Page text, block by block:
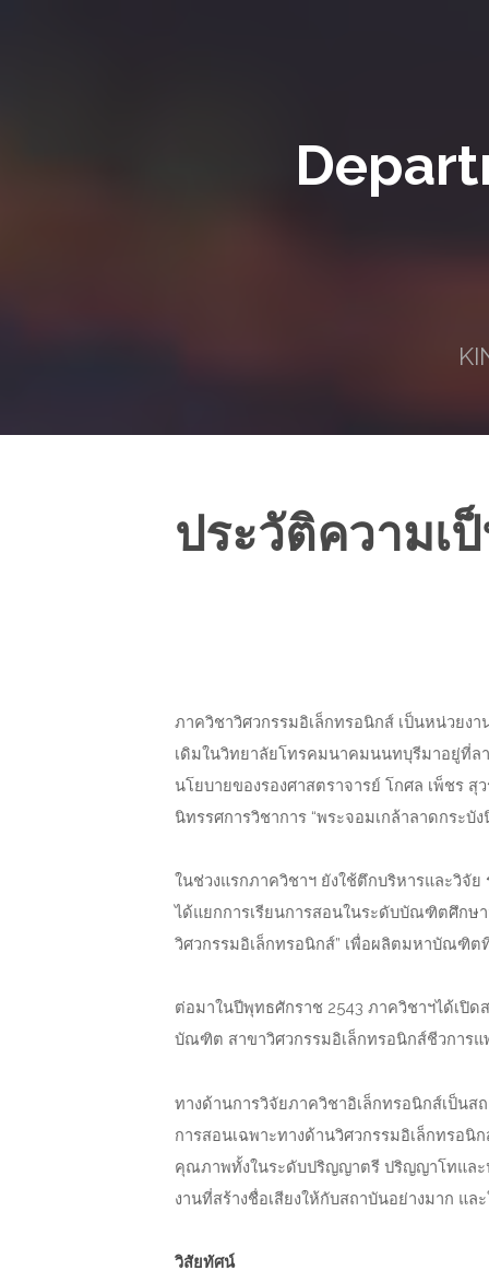
ประวัติความเ
ภาควิชาวิศวกรรมอิเล็กทรอนิกส์ เป็นหน่วยง
เดิมในวิทยาลัยโทรคมนาคมนนทบุรีมาอยู่ที่ล
นโยบายของรองศาสตราจารย์ โกศล เพ็ชร
นิทรรศการวิชาการ “พระจอมเกล้าลาดกระบั
ในช่วงแรกภาควิชาฯ ยังใช้ตึกบริหารและวิจั
ได้แยกการเรียนการสอนในระดับบัณฑิตศึก
วิศวกรรมอิเล็กทรอนิกส์” เพื่อผลิตมหาบัณฑิต
ต่อมาในปีพุทธศักราช 2543 ภาควิชาฯได้เปิ
บัณฑิต สาขาวิศวกรรมอิเล็กทรอนิกส์ชีวการ
ทางด้านการวิจัยภาควิชาอิเล็กทรอนิกส์เป็นส
การสอนเฉพาะทางด้านวิศวกรรมอิเล็กทรอ
คุณภาพทั้งในระดับปริญญาตรี ปริญญาโทและ
งานที่สร้างชื่อเสียงให้กับสถาบันอย่างมาก แ
วิสัยทัศน์